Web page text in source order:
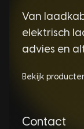
Van
elektrisch
advies en
Bekijk
Contact